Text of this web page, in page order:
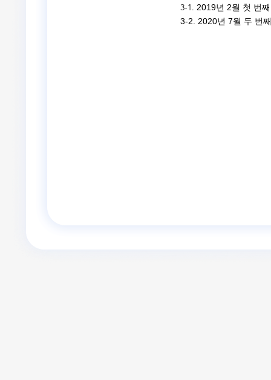
3-1. 2019년 2월 첫 번
3-2. 2020년 7월 두 번